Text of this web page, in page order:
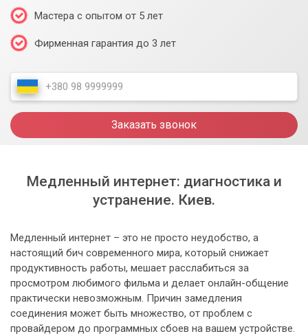
Мастера с опытом от 5 лет
Фирменная гарантия до 3 лет
Заказать звонок
Медленный интернет: диагностика и
устранение. Киев.
Медленный интернет – это не просто неудобство, а
настоящий бич современного мира, который снижает
продуктивность работы, мешает расслабиться за
просмотром любимого фильма и делает онлайн-общение
практически невозможным. Причин замедления
соединения может быть множество, от проблем с
провайдером до программных сбоев на вашем устройстве.